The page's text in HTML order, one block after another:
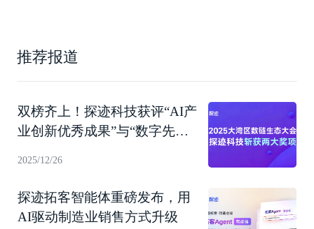
推荐报道
双榜齐上！探迹科技获评“AI产
业创新优秀成果”与“数字先锋
2025/12/26
探迹拓客智能体重磅发布，用
AI驱动制造业销售方式升级